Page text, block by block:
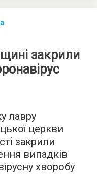
закрили
лавру
церкви
закрили
випадків
хворобу